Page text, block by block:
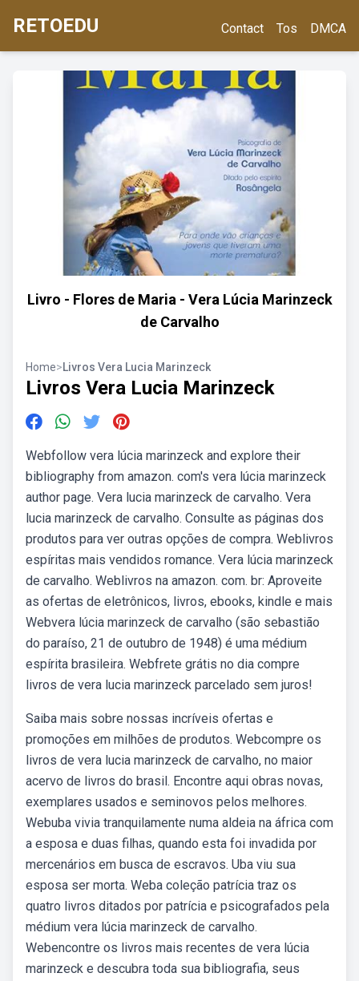
RETOEDU Contact Tos DMCA
Livro - Flores de Maria - Vera Lúcia Marinzeck
de Carvalho
Home>Livros Vera Lucia Marinzeck
Livros Vera Lucia Marinzeck
Webfollow vera lúcia marinzeck and explore their
bibliography from amazon. com's vera lúcia marinzeck
author page. Vera lucia marinzeck de carvalho. Vera
lucia marinzeck de carvalho. Consulte as páginas dos
produtos para ver outras opções de compra. Weblivros
espíritas mais vendidos romance. Vera lúcia marinzeck
de carvalho. Weblivros na amazon. com. br: Aproveite
as ofertas de eletrônicos, livros, ebooks, kindle e mais
Webvera lúcia marinzeck de carvalho (são sebastião
do paraíso, 21 de outubro de 1948) é uma médium
espírita brasileira. Webfrete grátis no dia compre
livros de vera lucia marinzeck parcelado sem juros!
Saiba mais sobre nossas incríveis ofertas e
promoções em milhões de produtos. Webcompre os
livros de vera lucia marinzeck de carvalho, no maior
acervo de livros do brasil. Encontre aqui obras novas,
exemplares usados e seminovos pelos melhores.
Webuba vivia tranquilamente numa aldeia na áfrica com
a esposa e duas filhas, quando esta foi invadida por
mercenários em busca de escravos. Uba viu sua
esposa ser morta. Weba coleção patrícia traz os
quatro livros ditados por patrícia e psicografados pela
médium vera lúcia marinzeck de carvalho.
Webencontre os livros mais recentes de vera lúcia
marinzeck e descubra toda sua bibliografia, seus